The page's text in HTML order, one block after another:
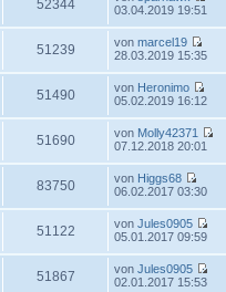
r
r
i
t
r
a
g
52344
s
t
r
e
i
t
r
g
03.04.2019 19:51
51239 von marcel19
N
e
s
t
e
r
i
t
r
a
g
28.03.2019 15:35
51490 von Heronimo
N
u
e
s
t
r
e
i
t
r
a
g
05.02.2019 16:12
51690 von Molly42371
t
07.12.2018 20:01
83750 von Higgs68
N
u
e
s
t
e
r
06.02.2017 03:30
51122 von Jules0905
05.01.2017 09:59
51867 von Jules0905
02.01.2017 15:53